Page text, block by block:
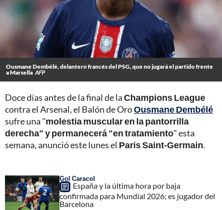
Ousmane Dembélé, delantero francés del PSG, que no jugará el partido frente
a Marsella AFP
Doce días antes de la final de laChampions League
contra el Arsenal, el Balón de OroOusmane Dembélé
sufre una "molestia muscular en la pantorrilla
derecha" y permanecerá "en tratamiento" esta
semana, anunció este lunes el Paris Saint-Germain.
Gol Caracol
España y la última hora por baja
confirmada para Mundial 2026; es jugador del
Barcelona